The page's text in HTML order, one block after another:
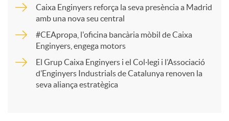
r
Caixa Enginyers reforça la seva presència a Madrid
amb una nova seu central
#CEApropa, l'oficina bancària mòbil de Caixa
Enginyers, engega motors
El Grup Caixa Enginyers i el Col·legi i l’Associació
d’Enginyers Industrials de Catalunya renoven la
seva aliança estratègica